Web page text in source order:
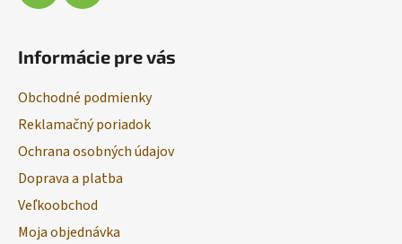
Informácie pre vás
Obchodné podmienky
Reklamačný poriadok
Ochrana osobných údajov
Doprava a platba
Veľkoobchod
Moja objednávka